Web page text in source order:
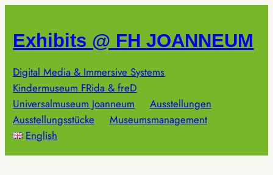
springen
Exhibits @ FH JOANNEUM
Digital Media & Immersive Systems
Kindermuseum FRida & freD
Universalmuseum Joanneum
Ausstellungen
Ausstellungsstücke
Museumsmanagement
English